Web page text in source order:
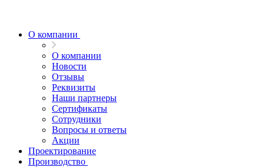
О компании
О компании
Новости
Отзывы
Реквизиты
Наши партнеры
Сертификаты
Сотрудники
Вопросы и ответы
Акции
Проектирование
Производство